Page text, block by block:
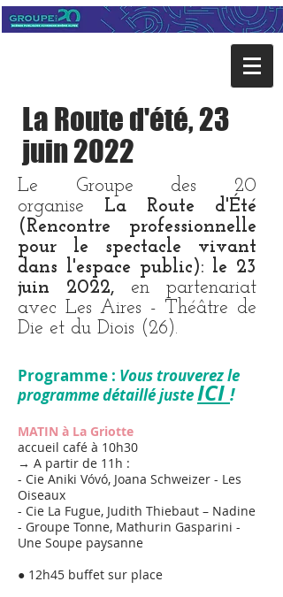
La Route d'été, 23
juin 2022
Le Groupe des 20
organise La Route d'Été
(Rencontre professionnelle
pour le spectacle vivant
dans l'espace public): le 23
juin 2022, en partenariat
avec Les Aires - Théâtre de
Die et du Diois (26).
Programme : Vous trouverez le
programme détaillé justeICI !
MATIN à La Griotte
accueil café à 10h30
→ A partir de 11h :
- Cie Aniki Vóvó, Joana Schweizer - Les
Oiseaux
- Cie La Fugue, Judith Thiebaut – Nadine
- Groupe Tonne, Mathurin Gasparini -
Une Soupe paysanne
● 12h45 buffet sur place